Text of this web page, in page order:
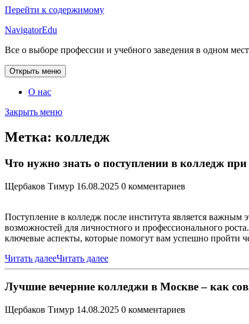
Перейти к содержимому
NavigatorEdu
Все о выборе профессии и учебного заведения в одном
Открыть меню
О нас
Закрыть меню
Метка: колледж
Что нужно знать о поступлении в колледж
Щербаков Тимур 16.08.2025 0 комментариев
Поступление в колледж после института является важным
возможностей для личностного и профессионального
ключевые аспекты, которые помогут вам успешно пройти
Читать далееЧитать далее
Лучшие вечерние колледжи в Москве – как
Щербаков Тимур 14.08.2025 0 комментариев